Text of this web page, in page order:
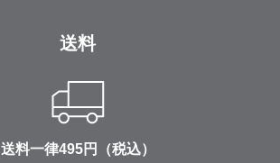
送料
送料一律495円（税込）